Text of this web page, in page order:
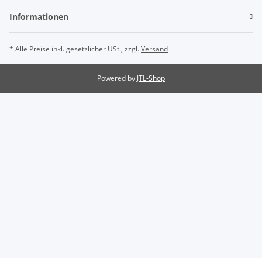
Informationen
* Alle Preise inkl. gesetzlicher USt., zzgl.Versand
Powered by JTL-Shop